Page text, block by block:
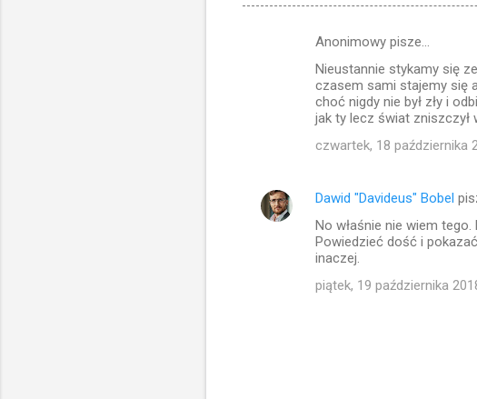
a
Anonimowy pisze…
Nieustannie stykamy się
czasem sami stajemy się
choć nigdy nie był zły i
jak ty lecz świat zniszczył
czwartek, 18 października
Dawid "Davideus" Bobel
No właśnie nie wiem
Powiedzieć dość i
inaczej.
piątek, 19 października